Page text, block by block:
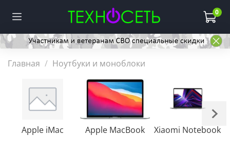
0
Главная Ноутбуки и моноблоки
Apple iMac Apple MacBook Xiaomi Notebook